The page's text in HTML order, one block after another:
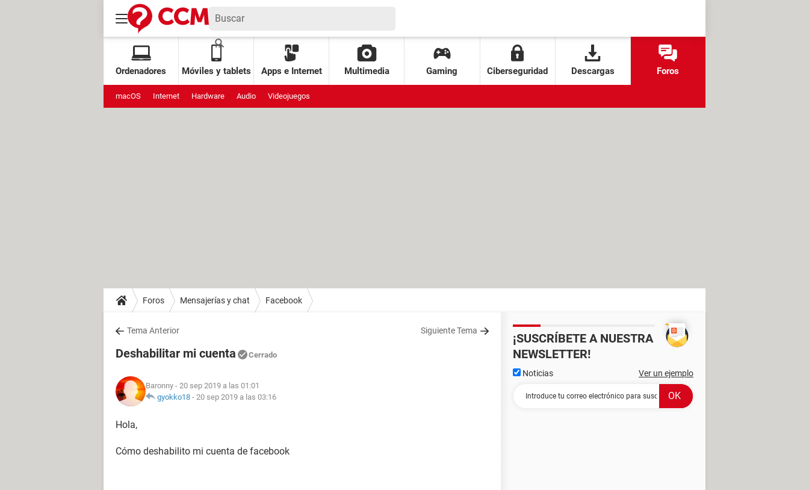
Ordenadores Móviles y tablets Apps e Internet Multimedia Gaming Ciberseguridad Descargas Foros
macOS Internet Hardware Audio Videojuegos
Foros Mensajerías y chat Facebook
Tema Anterior Siguiente Tema
Deshabilitar mi cuenta Cerrado
Baronny - 20 sep 2019 a las 01:01
gyokko18 - 20 sep 2019 a las 03:16
Hola,
Cómo deshabilito mi cuenta de facebook
¡SUSCRÍBETE A NUESTRA
NEWSLETTER!
Noticias Ver un ejemplo